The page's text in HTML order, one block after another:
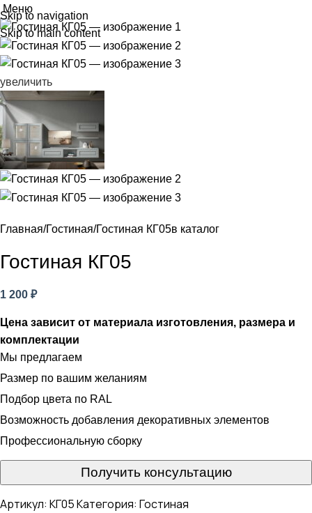
Skip to navigation
Skip to main content
Меню
увеличить
Главная Гостиная Гостиная КГ05в каталог
Гостиная КГ05
1 200 ₽
Цена зависит от материала изготовления, размера и
комплектации
Мы предлагаем
Размер по вашим желаниям
Подбор цвета по RAL
Возможность добавления декоративных элементов
Профессиональную сборку
Получить консультацию
Артикул: КГ05Категория: Гостиная